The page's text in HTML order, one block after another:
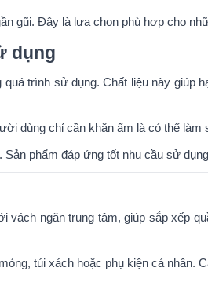
gũi. Đây là lựa chọn phù hợp cho
dụng
quá trình sử dụng. Chất liệu này
dùng chỉ cần khăn ẩm là có thể
phẩm đáp ứng tốt nhu cầu sử
vách ngăn trung tâm, giúp sắp xếp
túi xách hoặc phụ kiện cá nhân.